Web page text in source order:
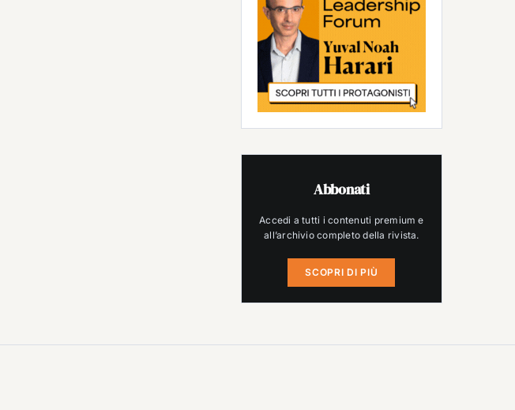
Abbonati
Accedi a tutti i contenuti premium e
all’archivio completo della rivista.
SCOPRI DI PIÙ